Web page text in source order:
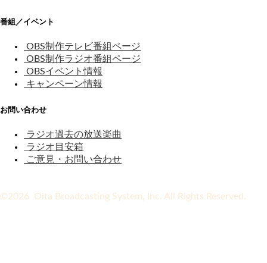
番組／イベント
OBS制作テレビ番組ページ
OBS制作ラジオ番組ページ
OBSイベント情報
キャンペーン情報
お問い合わせ
ラジオ過去の放送楽曲
ラジオ目安箱
ご意見・お問い合わせ
©2026 Oita Broadcasting System, Inc. All Rights Reserved.